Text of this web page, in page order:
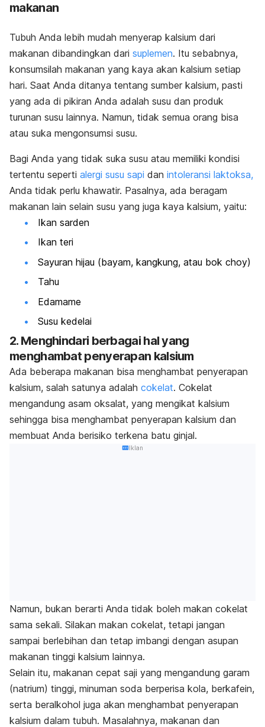
makanan
Tubuh Anda lebih mudah menyerap kalsium dari
makanan dibandingkan dari suplemen. Itu sebabnya,
konsumsilah makanan yang kaya akan kalsium setiap
hari. Saat Anda ditanya tentang sumber kalsium, pasti
yang ada di pikiran Anda adalah susu dan produk
turunan susu lainnya. Namun, tidak semua orang bisa
atau suka mengonsumsi susu.
Bagi Anda yang tidak suka susu atau memiliki kondisi
tertentu seperti alergi susu sapi dan intoleransi laktoksa,
Anda tidak perlu khawatir. Pasalnya, ada beragam
makanan lain selain susu yang juga kaya kalsium, yaitu:
Ikan sarden
Ikan teri
Sayuran hijau (bayam, kangkung, atau bok choy)
Tahu
Edamame
Susu kedelai
2. Menghindari berbagai hal yang
menghambat penyerapan kalsium
Ada beberapa makanan bisa menghambat penyerapan
kalsium, salah satunya adalah cokelat. Cokelat
mengandung asam oksalat, yang mengikat kalsium
sehingga bisa menghambat penyerapan kalsium dan
membuat Anda berisiko terkena batu ginjal.
Iklan
Namun, bukan berarti Anda tidak boleh makan cokelat
sama sekali. Silakan makan cokelat, tetapi jangan
sampai berlebihan dan tetap imbangi dengan asupan
makanan tinggi kalsium lainnya.
Selain itu, makanan cepat saji yang mengandung garam
(natrium) tinggi, minuman soda berperisa kola, berkafein,
serta beralkohol juga akan menghambat penyerapan
kalsium dalam tubuh. Masalahnya, makanan dan